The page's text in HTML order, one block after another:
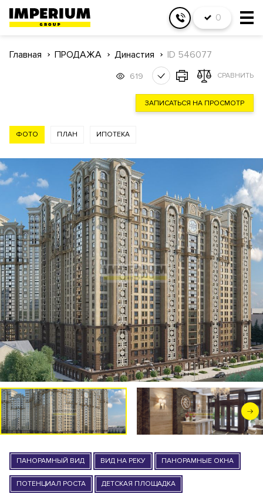
0
Главная ПРОДАЖА Династия ID 546077
619 СРАВНИТЬ
ЗАПИСАТЬСЯ НА ПРОСМОТР
ФОТО ПЛАН ИПОТЕКА
ПАНОРАМНЫЙ ВИД ВИД НА РЕКУ ПАНОРАМНЫЕ ОКНА
ПОТЕНЦИАЛ РОСТА ДЕТСКАЯ ПЛОЩАДКА